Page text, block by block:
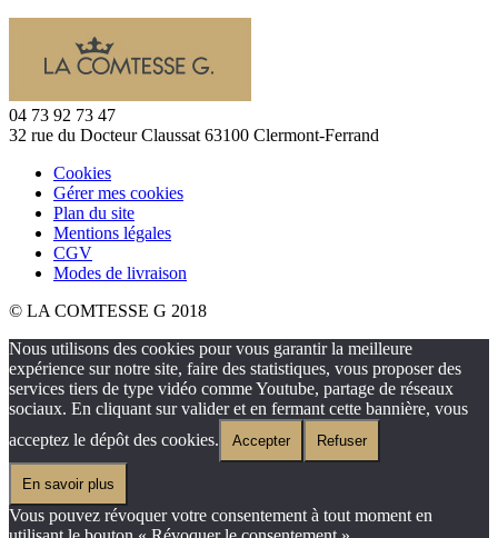
04 73 92 73 47
32 rue du Docteur Claussat 63100 Clermont-Ferrand
Cookies
Gérer mes cookies
Plan du site
Mentions légales
CGV
Modes de livraison
© LA COMTESSE G 2018
Nous utilisons des cookies pour vous garantir la meilleure
expérience sur notre site, faire des statistiques, vous proposer des
services tiers de type vidéo comme Youtube, partage de réseaux
sociaux. En cliquant sur valider et en fermant cette bannière, vous
acceptez le dépôt des cookies.
Accepter Refuser
En savoir plus
Vous pouvez révoquer votre consentement à tout moment en